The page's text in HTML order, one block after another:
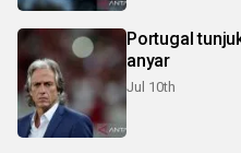
Portugal
anyar
Jul 10th